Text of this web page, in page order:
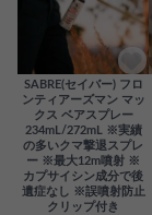
SABRE(セイバー) フロ
ンティアーズマン マッ
クス ベアスプレー
234mL/272mL ※実績
の多いクマ撃退スプレ
ー ※最大12m噴射 ※
カプサイシン成分で後
遺症なし ※誤噴射防止
クリップ付き